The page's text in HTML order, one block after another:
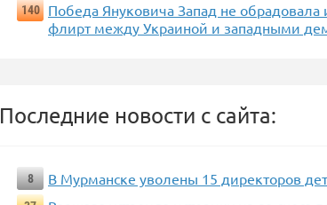
140
Победа Януковича Запад не
флирт между Украиной и западными
Последние новости с сайта:
8 В Мурманске уволены 15 директоров